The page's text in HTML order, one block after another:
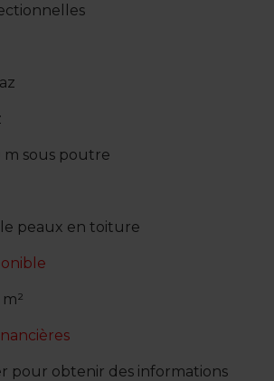
m sous poutre
peaux en toiture
pour obtenir des informations